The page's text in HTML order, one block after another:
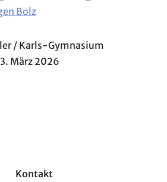
Bolz
/ Karls-Gymnasium
März 2026
Kontakt